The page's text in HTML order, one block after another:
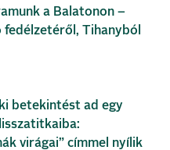
a Balatonon –
Tihanyból
betekintést ad egy
virágai” címmel nyílik